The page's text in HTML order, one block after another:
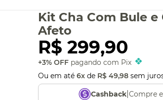
Kit Cha Com Bule e
Afeto
R$ 299,90
+3% OFF pagando com Pix
Ou em até 6x de R$ 49,98 sem
Cashback Compre